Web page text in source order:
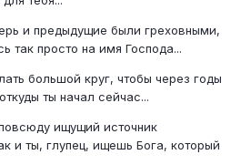
и предыдущие были греховными,
так просто на имя Господа...
большой круг, чтобы через годы
ты начал сейчас...
ищущий источник
и ты, глупец, ищешь Бога, который